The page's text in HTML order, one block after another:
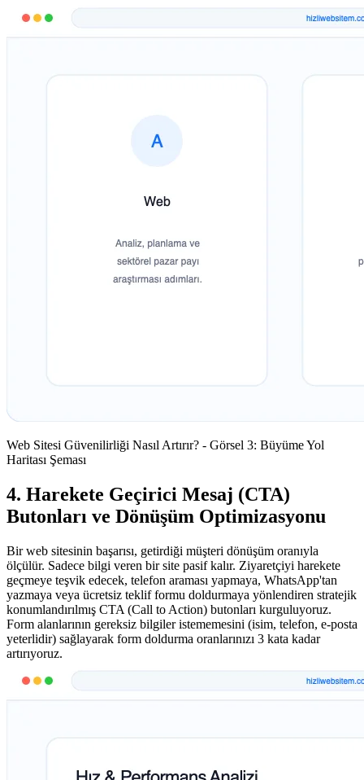
Web Sitesi Güvenilirliği Nasıl Artırır? - Görsel 3: Büyüme Yol
Haritası Şeması
4. Harekete Geçirici Mesaj (CTA)
Butonları ve Dönüşüm Optimizasyonu
Bir web sitesinin başarısı, getirdiği müşteri dönüşüm oranıyla
ölçülür. Sadece bilgi veren bir site pasif kalır. Ziyaretçiyi harekete
geçmeye teşvik edecek, telefon araması yapmaya, WhatsApp'tan
yazmaya veya ücretsiz teklif formu doldurmaya yönlendiren stratejik
konumlandırılmış CTA (Call to Action) butonları kurguluyoruz.
Form alanlarının gereksiz bilgiler istememesini (isim, telefon, e-posta
yeterlidir) sağlayarak form doldurma oranlarınızı 3 kata kadar
artırıyoruz.